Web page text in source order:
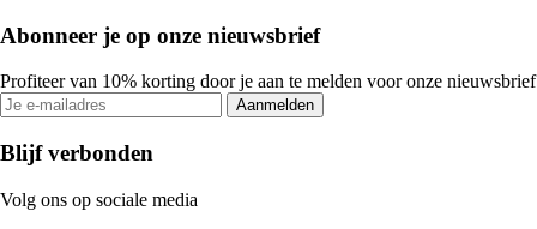
Abonneer je op onze nieuwsbrief
Profiteer van 10% korting door je aan te melden voor onze nieuwsbrief
Aanmelden
Blijf verbonden
Volg ons op sociale media